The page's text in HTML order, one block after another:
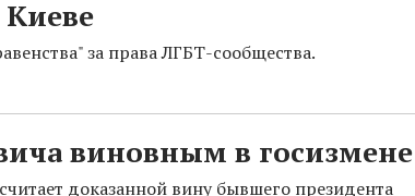
за права ЛГБТ-сообщества.
виновным в госизмене
доказанной вину бывшего президента